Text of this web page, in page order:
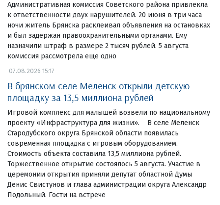
Административная комиссия Советского района привлекла
к ответственности двух нарушителей. 20 июня в три часа
ночи житель Брянска расклеивал объявления на остановках
и был задержан правоохранительными органами. Ему
назначили штраф в размере 2 тысяч рублей. 5 августа
комиссия рассмотрела еще одно
07.08.2026 15:17
В брянском селе Меленск открыли детскую
площадку за 13,5 миллиона рублей
Игровой комплекс для малышей возвели по национальному
проекту «Инфраструктура для жизни». В селе Меленск
Стародубского округа Брянской области появилась
современная площадка с игровым оборудованием.
Стоимость объекта составила 13,5 миллиона рублей.
Торжественное открытие состоялось 5 августа. Участие в
церемонии открытия приняли депутат областной Думы
Денис Свистунов и глава администрации округа Александр
Подольный. Гости на встрече